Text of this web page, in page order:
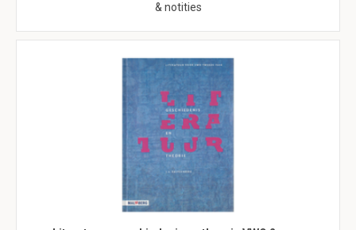
& notities